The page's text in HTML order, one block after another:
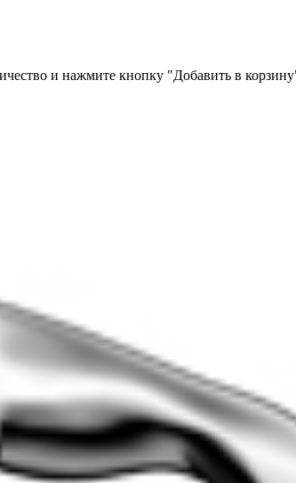
и нажмите кнопку "Добавить в